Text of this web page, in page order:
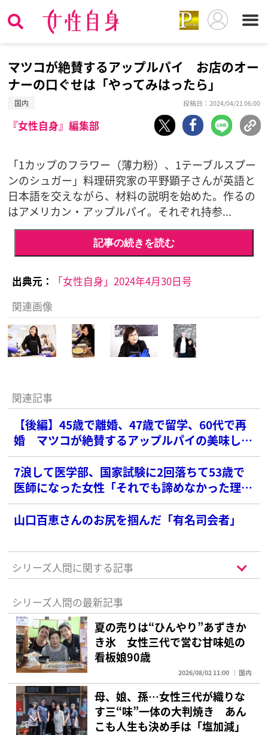
マツコが絶賛するアップルパイ お店のオー
ナーの口ぐせは「やってみはったら」
国内 投稿日：2024/04/21 06:00
『女性自身』編集部
「1カップのフラワー（薄力粉）、1テーブルスプー
ンのシュガー」料理研究家の平野顕子さんが英語と
日本語を交えながら、材料の説明を始めた。作るの
はアメリカン・アップルパイ。それぞれ持参...
記事の続きを読む
出典元：
「女性自身」2024年4月30日号
関連画像
関連記事
【後編】45歳で離婚、47歳で留学、60代で再
婚 マツコが絶賛するアップルパイの美味しさ
の秘訣
7浪して医学部、国家試験に2回落ちて53歳で
医師になった女性「それでも諦めなかった理
由」
山口百恵さんのお尻を掴んだ「有名司会者」
シリーズ人間に関する記事
シリーズ人間の最新記事
夏の売りは“ひんやり”あずきか
き氷 女性三代で営む甘味処の
看板娘90歳
2026/08/02 11:00 国内
母、娘、孫…女性三代が織りな
す三“味”一体の大判焼き あん
こも人生も決め手は「塩加減」